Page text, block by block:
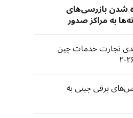
شدن بازرسی‌های
به مراکز صدور
آمریکا از سوی
«سی‌سی‌سی»
درصدی تجارت خدمات چین
برقی چینی به